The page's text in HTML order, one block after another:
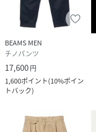
サイズ感：腰回り
素材感：ハリとコ
ポイント：武骨過
一本です。
【スタッフレビュ
スタッフ：きむら
サイズ感：ウエス
BEAMS MEN
チノパンツ
17,600円
1,600ポイント(10%ポイン
トバック)